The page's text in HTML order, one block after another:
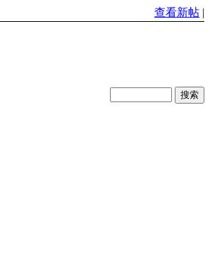
查看新帖 |